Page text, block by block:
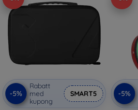
-5%
Rabatt
med
kupong
SMART5 -5%